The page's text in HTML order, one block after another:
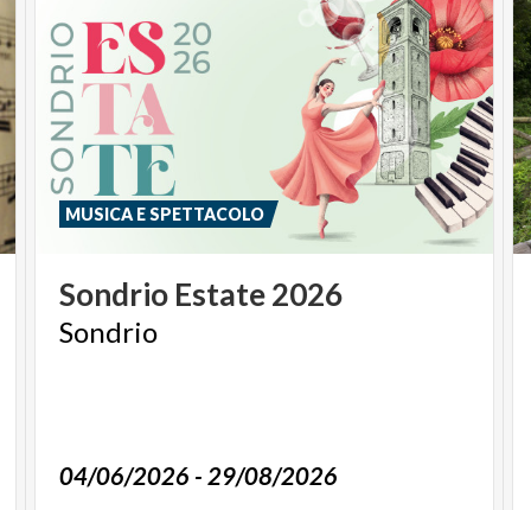
Sondrio Estate2026
Sondrio
04/06/2026 - 29/08/2026
MUSICA E SPETTACOLO